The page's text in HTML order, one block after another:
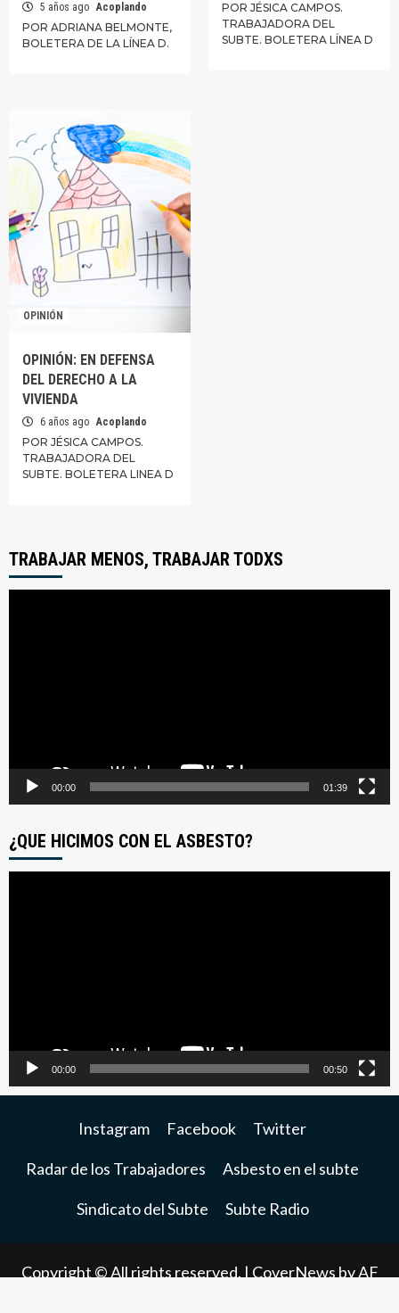
5 años ago Acoplando
POR ADRIANA BELMONTE,
BOLETERA DE LA LÍNEA D.
POR JÉSICA CAMPOS.
TRABAJADORA DEL
SUBTE. BOLETERA LÍNEA D
OPINIÓN
OPINIÓN: EN DEFENSA
DEL DERECHO A LA
VIVIENDA
6 años ago Acoplando
POR JÉSICA CAMPOS.
TRABAJADORA DEL
SUBTE. BOLETERA LINEA D
TRABAJAR MENOS, TRABAJAR TODXS
00:00 01:39
¿QUE HICIMOS CON EL ASBESTO?
00:00 00:50
Instagram Facebook Twitter
Radar de los Trabajadores Asbesto en el subte
Sindicato del Subte Subte Radio
Copyright © All rights reserved. | CoverNews by AF